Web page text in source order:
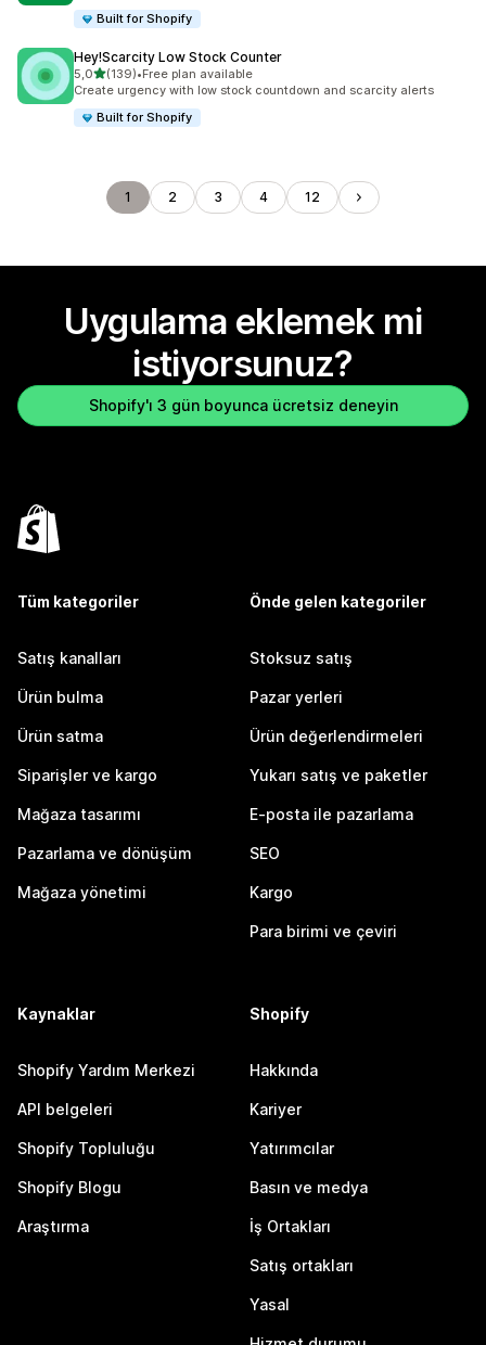
Built for Shopify
Hey!Scarcity Low Stock Counter
5,05 yıldız üzerinden
(139)
toplam 139 değerlendirme
•Free plan available
Create urgency with low stock countdown and scarcity alerts
Built for Shopify
1 2 3 4 12
Uygulama eklemek mi
istiyorsunuz?
Shopify'ı 3 gün boyunca ücretsiz deneyin
Tüm kategoriler
Satış kanalları
Ürün bulma
Ürün satma
Siparişler ve kargo
Mağaza tasarımı
Pazarlama ve dönüşüm
Mağaza yönetimi
Önde gelen kategoriler
Stoksuz satış
Pazar yerleri
Ürün değerlendirmeleri
Yukarı satış ve paketler
E-posta ile pazarlama
SEO
Kargo
Para birimi ve çeviri
Kaynaklar
Shopify Yardım Merkezi
API belgeleri
Shopify Topluluğu
Shopify Blogu
Araştırma
Shopify
Hakkında
Kariyer
Yatırımcılar
Basın ve medya
İş Ortakları
Satış ortakları
Yasal